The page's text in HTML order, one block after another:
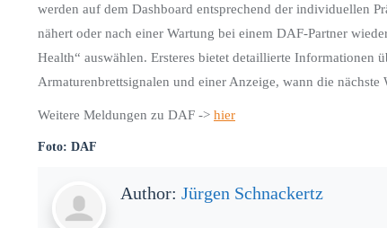
werden auf dem Dashboard entsprechend der individuellen
nähert oder nach einer Wartung bei einem DAF-Partner
Health“ auswählen. Ersteres bietet detaillierte Informationen
Armaturenbrettsignalen und einer Anzeige, wann die
Weitere Meldungen zu DAF -> hier
Foto: DAF
Author: Jürgen Schnackertz